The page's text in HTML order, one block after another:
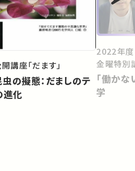
講座「だます」
進化
2022年度
金曜特別
「働か
学